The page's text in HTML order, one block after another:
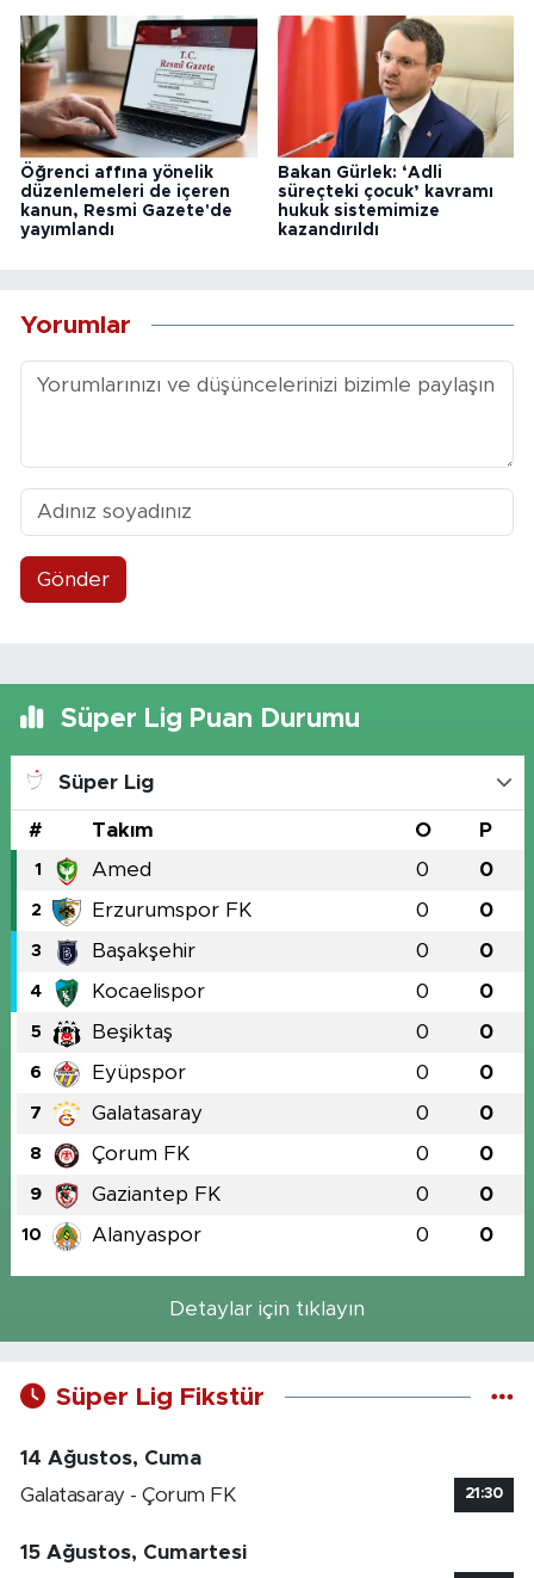
Öğrenci affına yönelik
düzenlemeleri de içeren
kanun, Resmi Gazete'de
yayımlandı
Bakan Gürlek: ‘Adli
süreçteki çocuk’ kavramı
hukuk sistemimize
kazandırıldı
Yorumlar
Gönder
Süper Lig Puan Durumu
Süper Lig
# Takım O P
1 Amed 0 0
2 Erzurumspor FK 0 0
3 Başakşehir 0 0
4 Kocaelispor 0 0
5 Beşiktaş 0 0
6 Eyüpspor 0 0
7 Galatasaray 0 0
8 Çorum FK 0 0
9 Gaziantep FK 0 0
10 Alanyaspor 0 0
Detaylar için tıklayın
Süper Lig Fikstür
14 Ağustos, Cuma
Galatasaray - Çorum FK
21:30
15 Ağustos, Cumartesi